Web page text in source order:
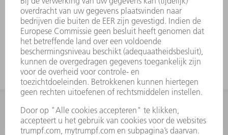
Ook geschikt voor felsen met FEV
Voor hoge nesting gebruikt u het
gereedschap met grote werkhoogte
INFORMATIE
Veel gestelde vragen